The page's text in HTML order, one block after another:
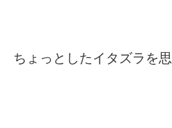
ちょっとしたイタズラを思